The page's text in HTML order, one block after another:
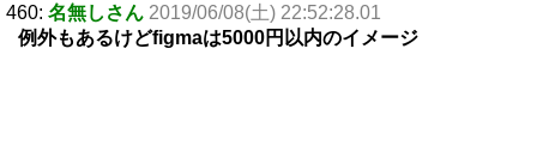
460: 名無しさん 2019/06/08(土) 22:52:28.01
例外もあるけどfigmaは5000円以内のイメージ